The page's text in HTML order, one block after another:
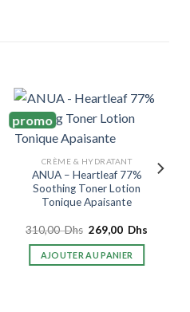
promo
CRÈME & HYDRATANT
ANUA – Heartleaf 77%
Soothing Toner Lotion
Tonique Apaisante
310,00Dhs Le
initial
était :
269,00 Dhs
AJOUTER AU PANIER